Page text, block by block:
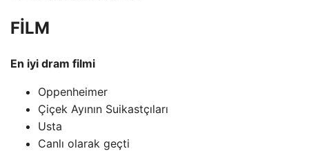
FİLM
En iyi dram filmi
Oppenheimer
Çiçek Ayının Suikastçıları
Usta
Canlı olarak geçti